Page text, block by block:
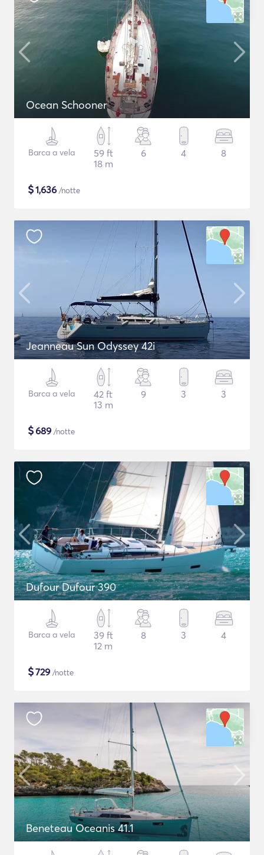
Ocean Schooner
Barca a vela
59 ft
18 m
6 4 8
$1,636 /notte
Jeanneau Sun Odyssey 42i
Barca a vela
42 ft
13 m
9 3 3
$689 /notte
Dufour Dufour 390
Barca a vela
39 ft
12 m
8 3 4
$729 /notte
Beneteau Oceanis 41.1